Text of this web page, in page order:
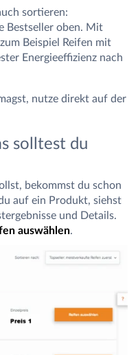
sortieren:
Bestseller oben. Mit
Beispiel Reifen mit
Energieeffizienz nach
nutze direkt auf der
solltest du
bekommst du schon
auf ein Produkt, siehst
und Details.
auswählen.